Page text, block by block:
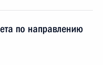
по направлению